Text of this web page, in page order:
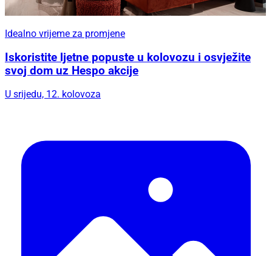
Idealno vrijeme za promjene
Iskoristite ljetne popuste u kolovozu i osvježite
svoj dom uz Hespo akcije
U srijedu, 12. kolovoza